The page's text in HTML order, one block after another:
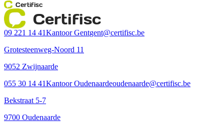
Certifisc
Certifisc
09 221 14 41Kantoor Gentgent@certifisc.be
Grotesteenweg-Noord 11
9052 Zwijnaarde
055 30 14 41Kantoor Oudenaardeoudenaarde@certifisc.be
Bekstraat 5-7
9700 Oudenaarde